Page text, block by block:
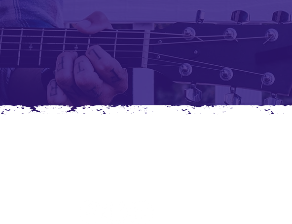
Con esto nos ayudas a crecer para impactar más vidas con
puedes covertirte en un miembro de nuestros adoradores
mensuales y recibir grandes beneficios.
un cafe